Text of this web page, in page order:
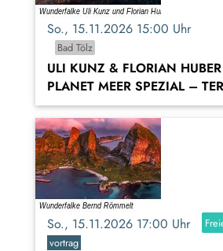
So., 15.11.2026 15:00 Uhr
Bad Tölz
ULI KUNZ & FLORIAN
PLANET MEER SPEZIAL –
So., 15.11.2026 17:00 Uhr
vortrag